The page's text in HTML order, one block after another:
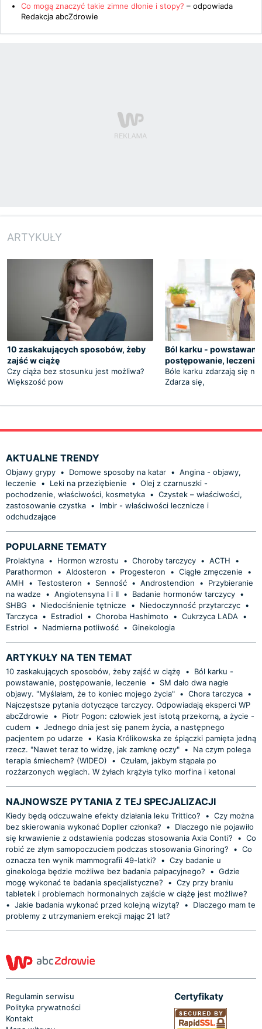
Co mogą znaczyć takie zimne dłonie i stopy? – odpowiada
Redakcja abcZdrowie
ARTYKUŁY
10 zaskakujących sposobów, żeby
zajść w ciążę
Czy ciąża bez stosunku jest możliwa?
Większość pow
Ból karku -
postępowanie, leczenie
Bóle karku zdarzają się
Zdarza się,
AKTUALNE TRENDY
Objawy grypy • Domowe sposoby na katar • Angina - objawy,
leczenie
• Leki na przeziębienie • Olej z czarnuszki -
pochodzenie, właściwości, kosmetyka • Czystek – właściwości,
zastosowanie czystka •
Imbir - właściwości lecznicze i
odchudzające
POPULARNE TEMATY
Prolaktyna • Hormon wzrostu • Choroby tarczycy • ACTH
•
Parathormon
• Aldosteron • Progesteron • Ciągłe zmęczenie
•
AMH
• Testosteron • Senność • Androstendion •
Przybieranie
na wadze
• Angiotensyna I i II • Badanie hormonów tarczycy •
SHBG
• Niedociśnienie tętnicze • Niedoczynność przytarczyc •
Tarczyca • Estradiol • Choroba Hashimoto • Cukrzyca LADA
•
Estriol
• Nadmierna potliwość • Ginekologia
ARTYKUŁY NA TEN TEMAT
10 zaskakujących sposobów, żeby zajść w ciążę •
Ból karku -
powstawanie, postępowanie, leczenie
•
SM dało dwa nagłe
objawy. "Myślałam, że to koniec mojego życia" • Chora tarczyca •
Najczęstsze pytania dotyczące tarczycy. Odpowiadają eksperci WP
abcZdrowie
•
Piotr Pogon: człowiek jest istotą przekorną, a życie -
cudem • Jednego dnia jest się panem życia, a następnego
pacjentem po udarze
•
Kasia Królikowska ze śpiączki pamięta jedną
rzecz. "Nawet teraz to widzę, jak zamknę oczy" •
Na czym polega
terapia śmiechem? (WIDEO)
• Czułam, jakbym stąpała po
rozżarzonych węglach. W żyłach krążyła tylko morfina i ketonal
NAJNOWSZE PYTANIA Z TEJ SPECJALIZACJI
Kiedy będą odczuwalne efekty działania leku Trittico? • Czy można
bez skierowania wykonać Dopller członka?
•
Dlaczego nie pojawiło
się krwawienie z odstawienia podczas stosowania Axia Conti?
• Co
robić ze złym samopoczuciem podczas stosowania Ginoring?
• Co
oznacza ten wynik mammografii 49-latki?
• Czy badanie u
ginekologa będzie możliwe bez badania palpacyjnego?
• Gdzie
mogę wykonać te badania specjalistyczne?
• Czy przy braniu
tabletek i problemach hormonalnych zajście w ciążę jest możliwe?
• Jakie badania wykonać przed kolejną wizytą? •
Dlaczego mam te
problemy z utrzymaniem erekcji mając 21 lat?
Regulamin serwisu
Polityka prywatności
Kontakt
Certyfikaty